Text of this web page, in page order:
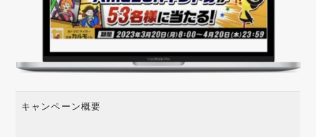
キャンペーン概要